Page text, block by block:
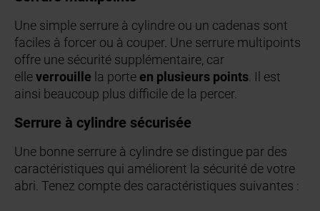
Une simple serrure à cylindre ou un cadenas sont
faciles à forcer ou à couper. Une serrure multipoints
offre une sécurité supplémentaire, car
elleverrouille la porte en plusieurs points . Il est
ainsi beaucoup plus difficile de la percer.
Serrure à cylindre sécurisée
Une bonne serrure à cylindre se distingue par des
caractéristiques qui améliorent la sécurité de votre
abri. Tenez compte des caractéristiques suivantes :